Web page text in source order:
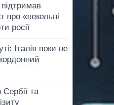
про «пекельні
росії
Італія поки не
та